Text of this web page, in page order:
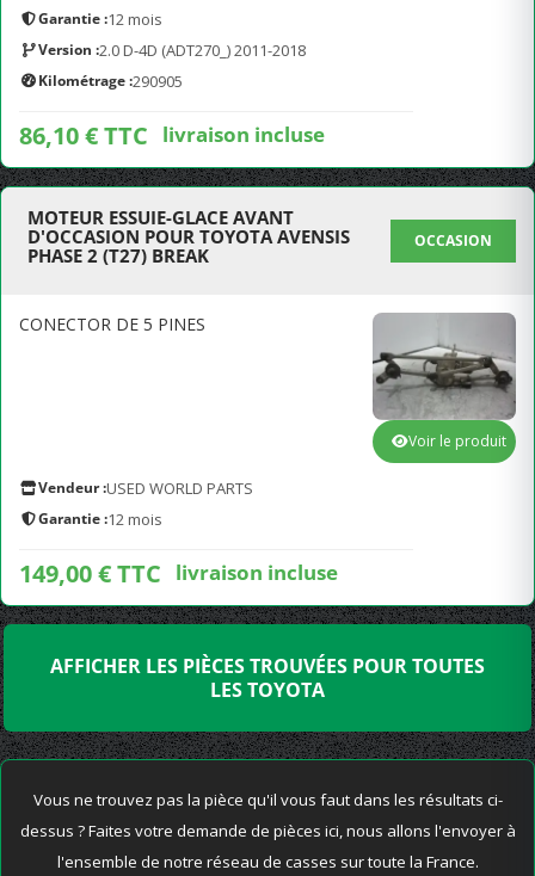
Garantie :12 mois
Version :2.0 D-4D (ADT270_) 2011-2018
Kilométrage :290905
86,10 € TTC livraison incluse
MOTEUR ESSUIE-GLACE AVANT
D'OCCASION POUR TOYOTA AVENSIS
PHASE 2 (T27) BREAK
OCCASION
CONECTOR DE 5 PINES
Vendeur :USED WORLD PARTS
Garantie :12 mois
149,00 € TTC livraison incluse
Voir le produit
AFFICHER LES PIÈCES TROUVÉES POUR TOUTES
LES TOYOTA
Vous ne trouvez pas la pièce qu'il vous faut dans les résultats ci-
dessus ? Faites votre demande de pièces ici, nous allons l'envoyer à
l'ensemble de notre réseau de casses sur toute la France.